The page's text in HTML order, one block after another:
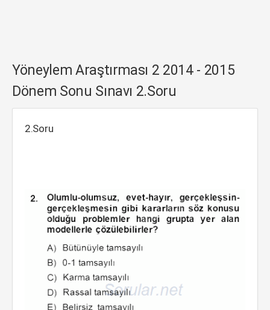
Yöneylem Araştırması 2 2014 - 2015
Dönem Sonu Sınavı 2.Soru
2.Soru